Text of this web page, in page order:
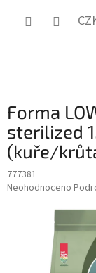
Forma
sterilized
(kuře/
777381
Průměrné
Neohodnoceno